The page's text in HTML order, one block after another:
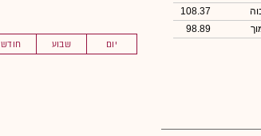
יום שבוע חודש
108.37
98.89